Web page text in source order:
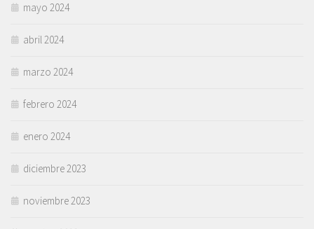
mayo 2024
abril 2024
marzo 2024
febrero 2024
enero 2024
diciembre 2023
noviembre 2023